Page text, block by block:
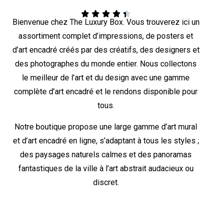
    
Bienvenue chez The Luxury Box. Vous trouverez ici un
assortiment complet d’impressions, de posters et
d’art encadré créés par des créatifs, des designers et
des photographes du monde entier. Nous collectons
le meilleur de l’art et du design avec une gamme
complète d’art encadré et le rendons disponible pour
tous.
Notre boutique propose une large gamme d’art mural
et d’art encadré en ligne, s’adaptant à tous les styles ;
des paysages naturels calmes et des panoramas
fantastiques de la ville à l’art abstrait audacieux ou
discret.